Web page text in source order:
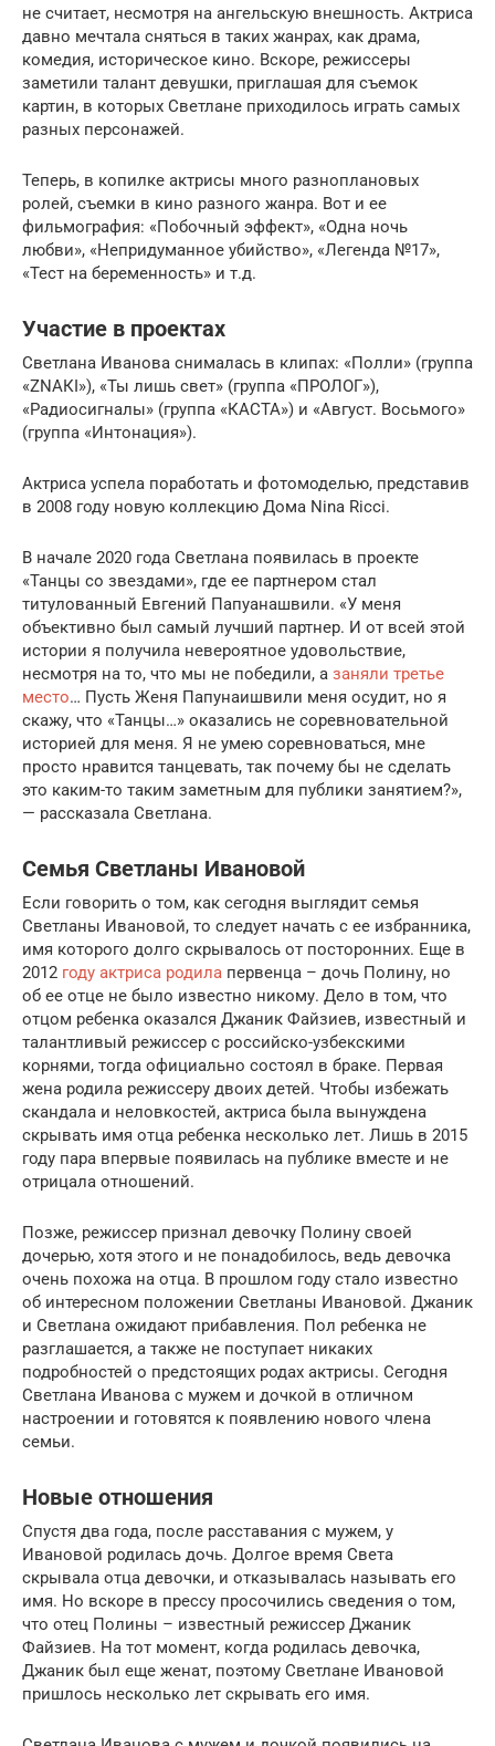
не считает, несмотря на ангельскую внешность. Актриса
давно мечтала сняться в таких жанрах, как драма,
комедия, историческое кино. Вскоре, режиссеры
заметили талант девушки, приглашая для съемок
картин, в которых Светлане приходилось играть самых
разных персонажей.
Теперь, в копилке актрисы много разноплановых
ролей, съемки в кино разного жанра. Вот и ее
фильмография: «Побочный эффект», «Одна ночь
любви», «Непридуманное убийство», «Легенда №17»,
«Тест на беременность» и т.д.
Участие в проектах
Светлана Иванова снималась в клипах: «Полли» (группа
«ZNАКI»), «Ты лишь свет» (группа «ПРОЛОГ»),
«Радиосигналы» (группа «КАСТА») и «Август. Восьмого»
(группа «Интонация»).
Актриса успела поработать и фотомоделью, представив
в 2008 году новую коллекцию Дома Nina Ricci.
В начале 2020 года Светлана появилась в проекте
«Танцы со звездами», где ее партнером стал
титулованный Евгений Папуанашвили. «У меня
объективно был самый лучший партнер. И от всей этой
истории я получила невероятное удовольствие,
несмотря на то, что мы не победили, а заняли третье
место… Пусть Женя Папунаишвили меня осудит, но я
скажу, что «Танцы…» оказались не соревновательной
историей для меня. Я не умею соревноваться, мне
просто нравится танцевать, так почему бы не сделать
это каким-то таким заметным для публики занятием?»,
— рассказала Светлана.
Семья Светланы Ивановой
Если говорить о том, как сегодня выглядит семья
Светланы Ивановой, то следует начать с ее избранника,
имя которого долго скрывалось от посторонних. Еще в
2012 году актриса родила первенца – дочь Полину, но
об ее отце не было известно никому. Дело в том, что
отцом ребенка оказался Джаник Файзиев, известный и
талантливый режиссер с российско-узбекскими
корнями, тогда официально состоял в браке. Первая
жена родила режиссеру двоих детей. Чтобы избежать
скандала и неловкостей, актриса была вынуждена
скрывать имя отца ребенка несколько лет. Лишь в 2015
году пара впервые появилась на публике вместе и не
отрицала отношений.
Позже, режиссер признал девочку Полину своей
дочерью, хотя этого и не понадобилось, ведь девочка
очень похожа на отца. В прошлом году стало известно
об интересном положении Светланы Ивановой. Джаник
и Светлана ожидают прибавления. Пол ребенка не
разглашается, а также не поступает никаких
подробностей о предстоящих родах актрисы. Сегодня
Светлана Иванова с мужем и дочкой в отличном
настроении и готовятся к появлению нового члена
семьи.
Новые отношения
Спустя два года, после расставания с мужем, у
Ивановой родилась дочь. Долгое время Света
скрывала отца девочки, и отказывалась называть его
имя. Но вскоре в прессу просочились сведения о том,
что отец Полины – известный режиссер Джаник
Файзиев. На тот момент, когда родилась девочка,
Джаник был еще женат, поэтому Светлане Ивановой
пришлось несколько лет скрывать его имя.